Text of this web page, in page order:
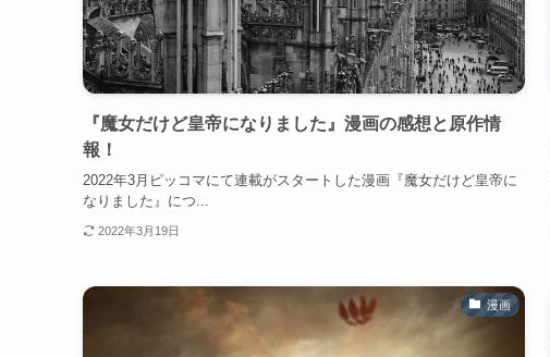
『魔女だけど皇帝になりました』漫画の感想と原作情
報！
2022年3月ピッコマにて連載がスタートした漫画『魔女だけど皇帝に
なりました』につ...
2022年3月19日
漫画